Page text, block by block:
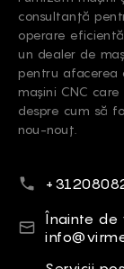
Grazie
nostri
progetto,
migliore.
consultanță
operare
un dealer de
pentru afacerea
mașini CNC
despre cum să
nou-nouț.
Număr de
E-mailÎnainte de